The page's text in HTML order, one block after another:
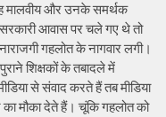
मालवीय और उनके समर्थक
आवास पर चले गए थे तो
गहलोत के नागवार लगी।
शिक्षकों के तबादले में
से संवाद करते हैं तब मीडिया
मौका देते हैं। चूंकि गहलोत को